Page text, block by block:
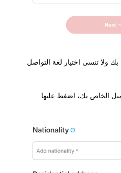
اختيار لغة التواصل
بك، اضغط عليها